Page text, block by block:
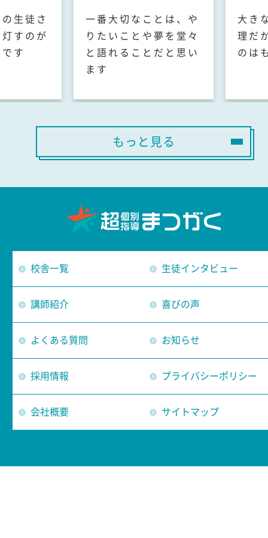
生徒さ
すのが
す
一番大切なことは、や
りたいことや夢を堂々
と語れることだと思い
ます
大き
理だ
のは
もっと見る
校舎一覧 生徒インタビュー
講師紹介 喜びの声
よくある質問 お知らせ
採用情報 プライバシーポリシー
会社概要 サイトマップ